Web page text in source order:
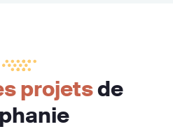
projetsde